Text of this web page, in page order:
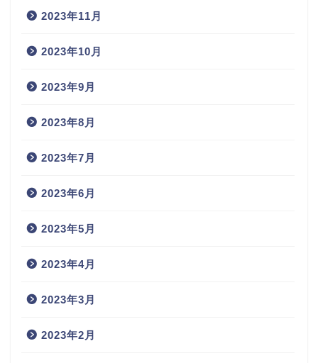
2023年11月
2023年10月
2023年9月
2023年8月
2023年7月
2023年6月
2023年5月
2023年4月
2023年3月
2023年2月